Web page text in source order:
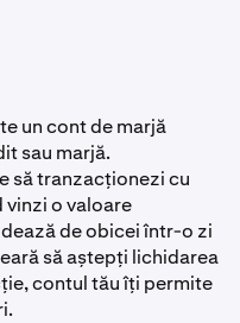
un cont de marjă
sau marjă.
să tranzacționezi cu
o valoare
de obicei într-o zi
să aștepți lichidarea
contul tău îți permite